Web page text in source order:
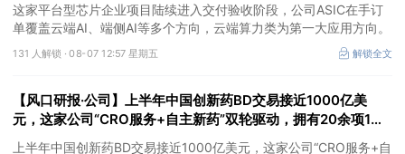
这家平台型芯片企业项目陆续进入交付验收阶段，公司ASIC在手订
单覆盖云端AI、端侧AI等多个方向，云端算力类为第一大应用方向。
131 人解锁 ·08-07 12:57 星期五 解锁全文
【风口研报·公司】上半年中国创新药BD交易接近1000亿美
元，这家公司“CRO服务+自主新药”双轮驱动，拥有20余项1类
新药在研管线，覆盖肿瘤+自免+疼痛管理等重大领域
上半年中国创新药BD交易接近1000亿美元，这家公司“CRO服务+自